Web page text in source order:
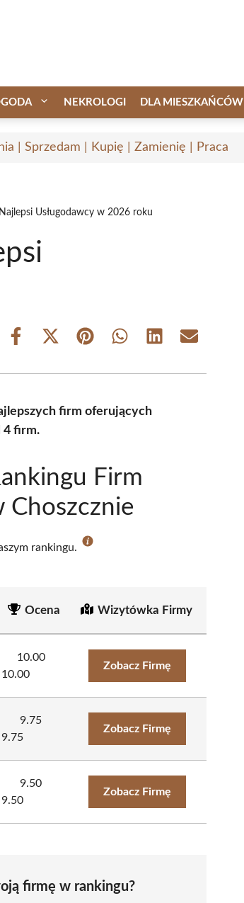
NEKROLOGI DLA MIESZKAŃCÓW
| Sprzedam | Kupię | Zamienię | Praca
Usługodawcy w 2026 roku
Share
Share
(Twitter)
Share Share Share Share
firm oferujących
4 firm.
Firm
Choszcznie
rankingu.
Ocena Wizytówka Firmy
10.00
10.00
Zobacz Firmę
9.75
9.75
Zobacz Firmę
9.50
9.50
Zobacz Firmę
firmę w rankingu?